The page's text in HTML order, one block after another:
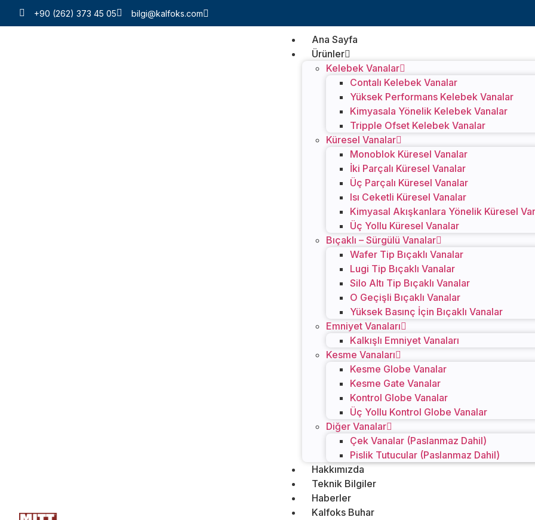
+90 (262) 373 45 05 bilgi@kalfoks.com
Ana Sayfa
Ürünler
Kelebek Vanalar
Contalı Kelebek Vanalar
Yüksek Performans Kelebek Vanalar
Kimyasala Yönelik Kelebek Vanalar
Tripple Ofset Kelebek Vanalar
Küresel Vanalar
Monoblok Küresel Vanalar
İki Parçalı Küresel Vanalar
Üç Parçalı Küresel Vanalar
Isı Ceketli Küresel Vanalar
Kimyasal Akışkanlara Yönelik Küresel
Üç Yollu Küresel Vanalar
Bıçaklı – Sürgülü Vanalar
Wafer Tip Bıçaklı Vanalar
Lugi Tip Bıçaklı Vanalar
Silo Altı Tip Bıçaklı Vanalar
O Geçişli Bıçaklı Vanalar
Yüksek Basınç İçin Bıçaklı Vanalar
Emniyet Vanaları
Kalkışlı Emniyet Vanaları
Kesme Vanaları
Kesme Globe Vanalar
Kesme Gate Vanalar
Kontrol Globe Vanalar
Üç Yollu Kontrol Globe Vanalar
Diğer Vanalar
Çek Vanalar (Paslanmaz Dahil)
Pislik Tutucular (Paslanmaz Dahil)
Hakkımızda
Teknik Bilgiler
Haberler
Kalfoks Buhar